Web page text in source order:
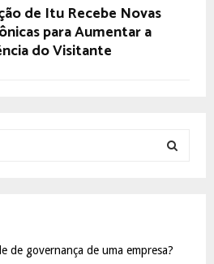
de Itu Recebe Novas
para Aumentar a
do Visitante
de governança de uma empresa?